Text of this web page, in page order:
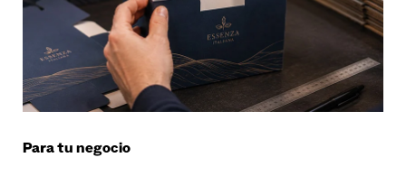
Para tu negocio